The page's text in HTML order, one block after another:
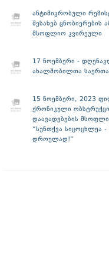
ანტიმიკრობული
შესახებ ცნობიერების
მსოფლიო კვირეული
17 ნოემბერი -
ახალშობილთა
15 ნოემბერი, 2023
ქრონიკული
დაავადებების
“სუნთქვა სიცოცხლეა -
დროულად!”